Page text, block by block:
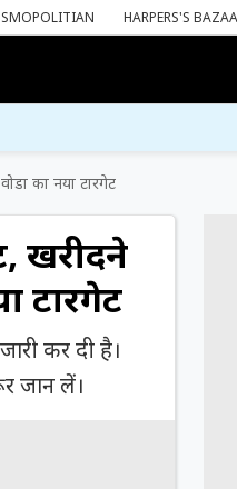
HARPERS'S
का नया टारगेट
खरीदने
टारगेट
कर दी है।
जान लें।